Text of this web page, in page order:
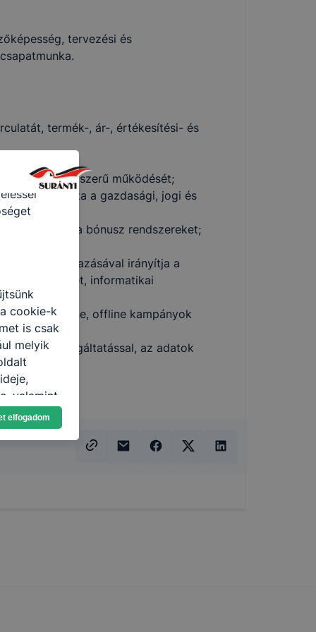
tervezési és
termék-, ár-, értékesítési- és
szabályszerű működését;
alkalmazza a gazdasági, jogi és
a bónusz rendszereket;
alkalmazásával irányítja a
informatikai
aktuális online, offline kampányok
az adatszolgáltatással, az adatok
k
cookie-k
is csak
melyik
valamint
elfogadom